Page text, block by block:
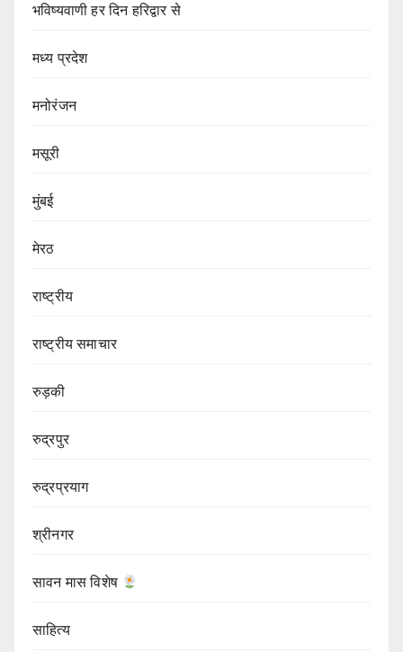
भविष्यवाणी हर दिन हरिद्वार से
मध्य प्रदेश
मनोरंजन
मसूरी
मुंबई
मेरठ
राष्ट्रीय
राष्ट्रीय समाचार
रुड़की
रुद्रपुर
रुद्रप्रयाग
श्रीनगर
सावन मास विशेष
साहित्य